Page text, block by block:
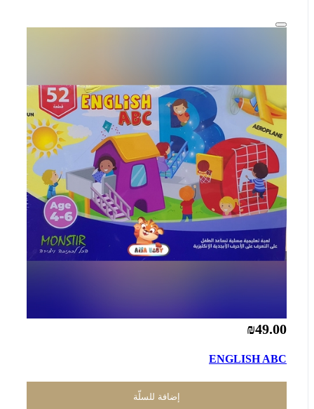
₪49.00
ENGLISH ABC
إضافة للسلّة